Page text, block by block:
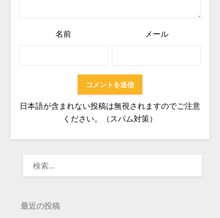
名前 メール
日本語が含まれない投稿は無視されますのでご注意
ください。（スパム対策）
最近の投稿